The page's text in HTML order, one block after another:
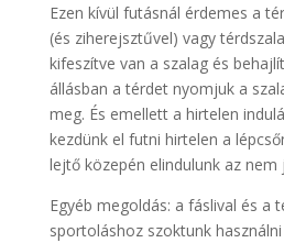
Ezen kívül futásnál érdemes a
(és ziherejsztűvel) vagy
kifeszítve van a szalag és
állásban a térdet nyomjuk a
meg. És emellett a hirtelen
kezdünk el futni hirtelen a
lejtő közepén elindulunk az nem
Egyéb megoldás: a fáslival és a
sportoláshoz szoktunk